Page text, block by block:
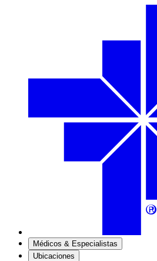
Médicos & Especialistas
Ubicaciones